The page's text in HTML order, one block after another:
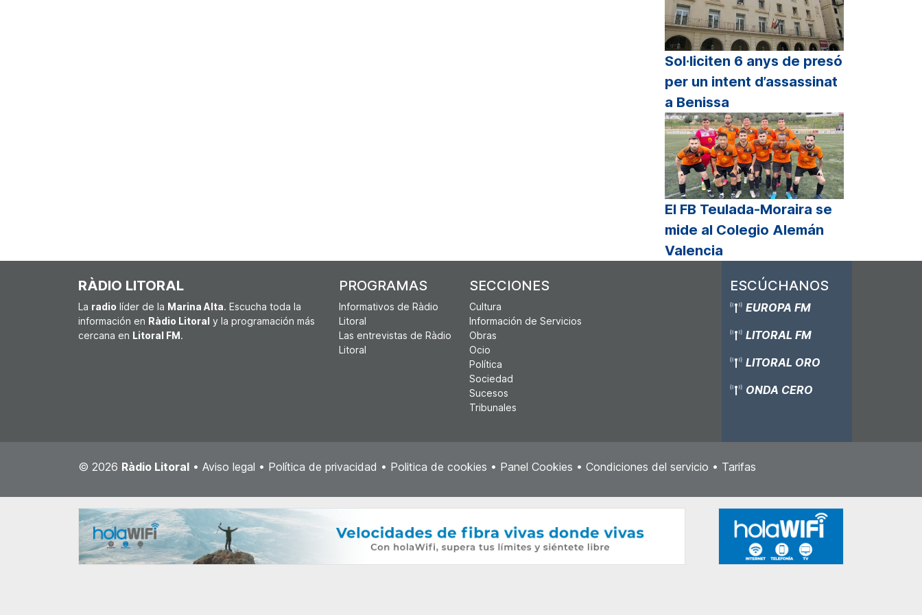
Sol·liciten 6 anys de presó
per un intent d’assassinat
a Benissa
El FB Teulada-Moraira se
mide al Colegio Alemán
Valencia
RÀDIO LITORAL
La radio líder de la Marina Alta. Escucha toda la
información en Ràdio Litoral y la programación más
cercana en Litoral FM.
PROGRAMAS
Informativos de Ràdio
Litoral
Las entrevistas de Ràdio
Litoral
SECCIONES
Cultura
Información de Servicios
Obras
Ocio
Política
Sociedad
Sucesos
Tribunales
ESCÚCHANOS
EUROPA FM
LITORAL FM
LITORAL ORO
ONDA CERO
© 2026 Ràdio Litoral • Aviso legal • Política de privacidad • Politica de cookies • Panel Cookies • Condiciones del servicio • Tarifas